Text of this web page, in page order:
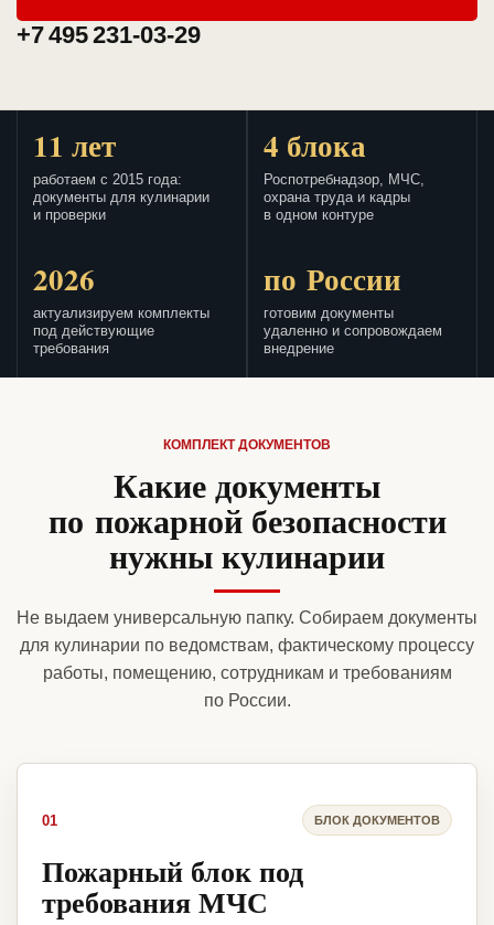
+7 495 231-03-29
11 лет
работаем с 2015 года:
документы для кулинарии
и проверки
4 блока
Роспотребнадзор, МЧС,
охрана труда и кадры
в одном контуре
2026
актуализируем комплекты
под действующие
требования
по России
готовим документы
удаленно и сопровождаем
внедрение
КОМПЛЕКТ ДОКУМЕНТОВ
Какие документы
по пожарной безопасности
нужны кулинарии
Не выдаем универсальную папку. Собираем документы
для кулинарии по ведомствам, фактическому процессу
работы, помещению, сотрудникам и требованиям
по России.
01 БЛОК ДОКУМЕНТОВ
Пожарный блок под
требования МЧС